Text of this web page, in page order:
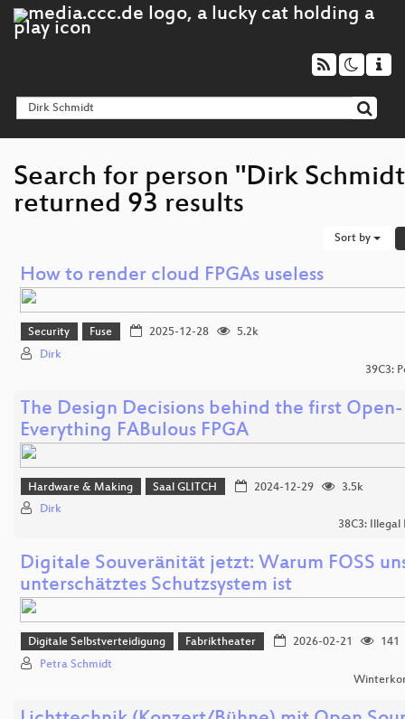
Search for person "Dirk
returned 93 results
Sort by
How to render cloud FPGAs useless
Security Fuse 2025-12-28
5.2k
Dirk
39C3:
The Design Decisions behind the first Open-
Everything FABulous FPGA
Hardware & Making Saal GLITCH 2024-12-29
3.5k
Dirk
38C3: Illegal
Digitale Souveränität jetzt: Warum FOSS
unterschätztes Schutzsystem ist
Digitale Selbstverteidigung Fabriktheater 2026-02-21
141
Petra Schmidt